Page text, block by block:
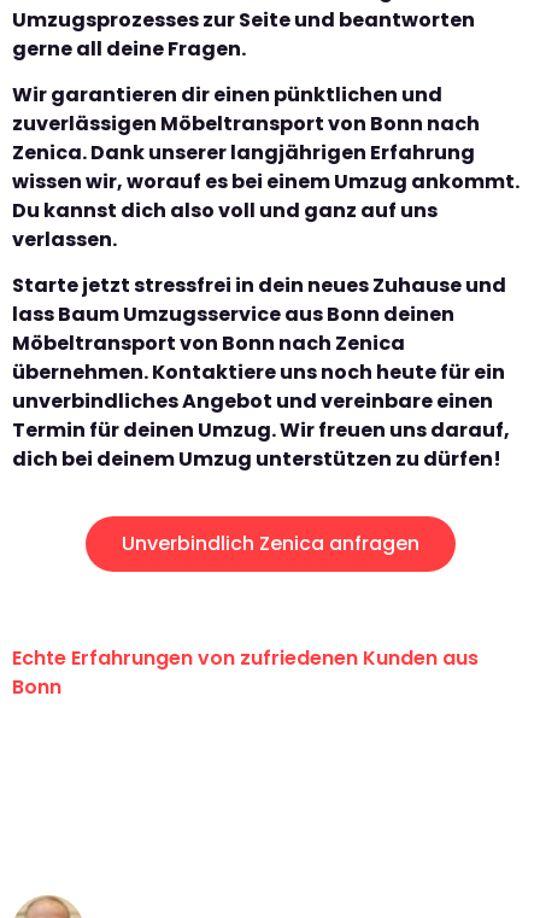
Umzugsprozesses zur Seite und beantworten
gerne all deine Fragen.
Wir garantieren dir einen pünktlichen und
zuverlässigen Möbeltransport von Bonn nach
Zenica. Dank unserer langjährigen Erfahrung
wissen wir, worauf es bei einem Umzug ankommt.
Du kannst dich also voll und ganz auf uns
verlassen.
Starte jetzt stressfrei in dein neues Zuhause und
lass Baum Umzugsservice aus Bonn deinen
Möbeltransport von Bonn nach Zenica
übernehmen. Kontaktiere uns noch heute für ein
unverbindliches Angebot und vereinbare einen
Termin für deinen Umzug. Wir freuen uns darauf,
dich bei deinem Umzug unterstützen zu dürfen!
Unverbindlich Zenica anfragen
Echte Erfahrungen von zufriedenen Kunden aus
Bonn